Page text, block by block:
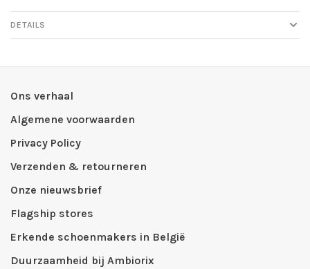
DETAILS
Ons verhaal
Algemene voorwaarden
Privacy Policy
Verzenden & retourneren
Onze nieuwsbrief
Flagship stores
Erkende schoenmakers in België
Duurzaamheid bij Ambiorix